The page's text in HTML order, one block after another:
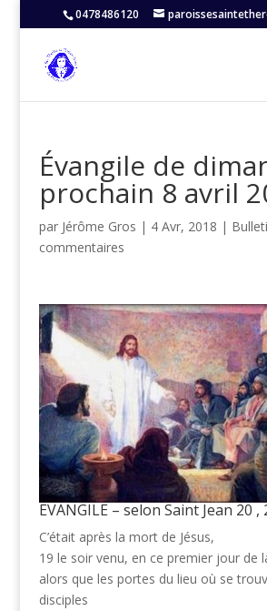
0478486120
Évangile de
prochain 8 avril
par Jérôme Gros | 4 Avr, 2018 |
commentaires
EVANGILE – selon Saint Jean 20 ,
C’était après la mort de Jésus,
19 le soir venu, en ce premier jour de
alors que les portes du lieu où se
disciples